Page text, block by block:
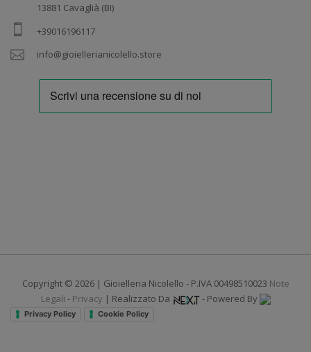
13881 Cavaglià (BI)
+39016196117
info@gioiellerianicolello.store
Copyright © 2026 | Gioielleria Nicolello - P.IVA 00498510023 Note
Legali - Privacy | Realizzato Da - Powered By
Privacy Policy Cookie Policy